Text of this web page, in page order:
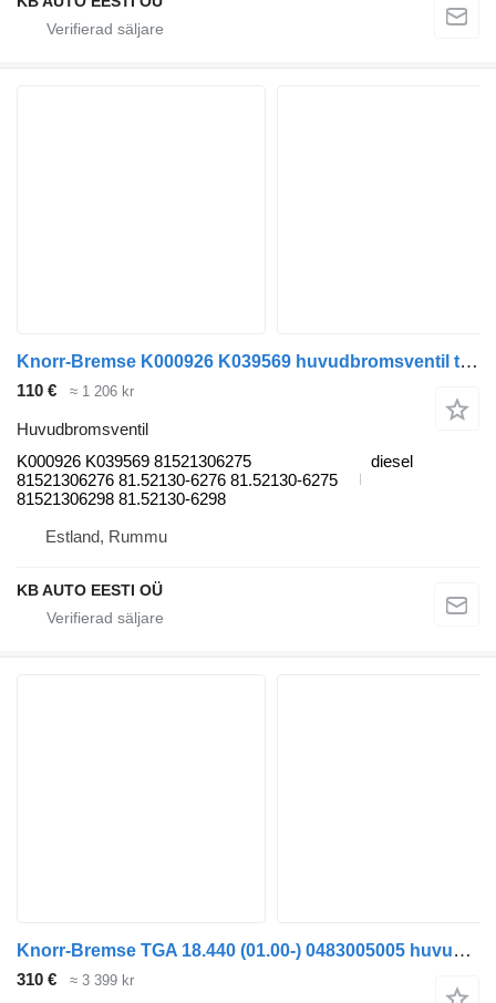
Knorr-Bremse K000926 K039569 huvudbromsventil till MAN TGL, TGM, TGS, TGX (2005-2021) lastbil
110 € ≈ 1 206 kr
Huvudbromsventil
K000926 K039569 81521306275
81521306276 81.52130-6276 81.52130-6275
81521306298 81.52130-6298
diesel
Estland, Rummu
KB AUTO EESTI OÜ
Knorr-Bremse TGA 18.440 (01.00-) 0483005005 huvudbromsventil till MAN 4-series, TGA (1993-2009) lastbil
310 € ≈ 3 399 kr